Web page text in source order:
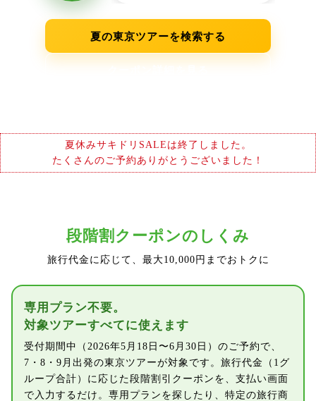
夏の東京ツアーを検索する
夏休みサキドリSALEは終了しました。
たくさんのご予約ありがとうございました！
段階割クーポンのしくみ
旅行代金に応じて、最大10,000円までおトクに
専用プラン不要。
対象ツアーすべてに使えます
受付期間中（2026年5月18日〜6月30日）のご予約で、
7・8・9月出発の東京ツアーが対象です。旅行代金（1グ
ループ合計）に応じた段階割引クーポンを、支払い画面
で入力するだけ。専用プランを探したり、特定の旅行商